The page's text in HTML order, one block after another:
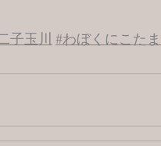
子玉川 #わぼくにこたま